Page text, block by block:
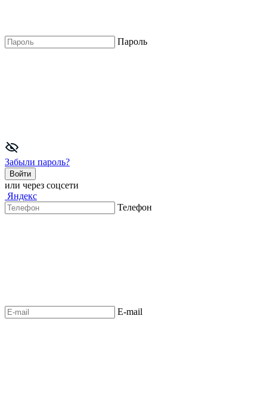
Пароль
Забыли пароль?
Войти
или через соцсети
Яндекс
Телефон
E-mail